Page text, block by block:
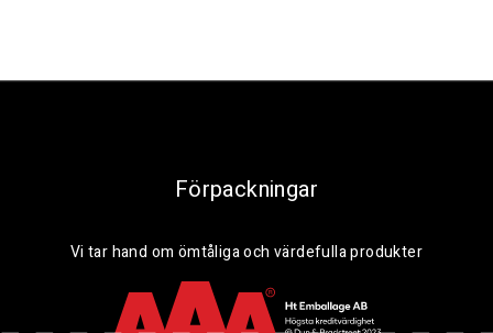
Förpackningar
Vi tar hand om ömtåliga och värdefulla produkter